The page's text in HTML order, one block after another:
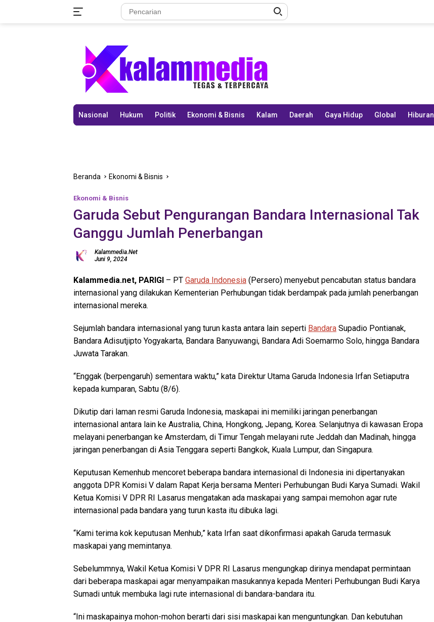
Nasional Hukum Politik Ekonomi & Bisnis Kalam Daerah Gaya Hidup Global Hiburan
Beranda Ekonomi & Bisnis
Ekonomi & Bisnis
Garuda Sebut Pengurangan Bandara Internasional Tak
Ganggu Jumlah Penerbangan
Kalammedia.net
Juni 9, 2024
Kalammedia.net, PARIGI – PT Garuda Indonesia (Persero) menyebut pencabutan status bandara
internasional yang dilakukan Kementerian Perhubungan tidak berdampak pada jumlah penerbangan
internasional mereka.
Sejumlah bandara internasional yang turun kasta antara lain seperti Bandara Supadio Pontianak,
Bandara Adisutjipto Yogyakarta, Bandara Banyuwangi, Bandara Adi Soemarmo Solo, hingga Bandara
Juwata Tarakan.
“Enggak (berpengaruh) sementara waktu,” kata Direktur Utama Garuda Indonesia Irfan Setiaputra
kepada kumparan, Sabtu (8/6).
Dikutip dari laman resmi Garuda Indonesia, maskapai ini memiliki jaringan penerbangan
internasional antara lain ke Australia, China, Hongkong, Jepang, Korea. Selanjutnya di kawasan Eropa
melayani penerbangan ke Amsterdam, di Timur Tengah melayani rute Jeddah dan Madinah, hingga
jaringan penerbangan di Asia Tenggara seperti Bangkok, Kuala Lumpur, dan Singapura.
Keputusan Kemenhub mencoret beberapa bandara internasional di Indonesia ini dipertanyakan
anggota DPR Komisi V dalam Rapat Kerja bersama Menteri Perhubungan Budi Karya Sumadi. Wakil
Ketua Komisi V DPR RI Lasarus mengatakan ada maskapai yang sampai memohon agar rute
internasional pada bandara yang turun kasta itu dibuka lagi.
“Kami terima kok keputusan Menhub,” kata Irfan saat dikonfirmasi apakah Garuda termasuk
maskapai yang memintanya.
Sebelummnya, Wakil Ketua Komisi V DPR RI Lasarus mengungkap dirinya mendapat permintaan
dari beberapa maskapai agar menyampaikan masukannya kepada Menteri Perhubungan Budi Karya
Sumadi untuk membuka lagi rute internasional di bandara-bandara itu.
“Ini maskapainya mohon-mohon berarti dari sisi maskapai kan menguntungkan. Dan kebutuhan